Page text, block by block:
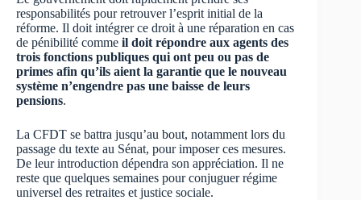
responsabilités pour retrouver l’esprit initial de la
réforme. Il doit intégrer ce droit à une réparation en cas
de pénibilité comme il doit répondre aux agents des
trois fonctions publiques qui ont peu ou pas de
primes afin qu’ils aient la garantie que le nouveau
système n’engendre pas une baisse de leurs
pensions.
La CFDT se battra jusqu’au bout, notamment lors du
passage du texte au Sénat, pour imposer ces mesures.
De leur introduction dépendra son appréciation. Il ne
reste que quelques semaines pour conjuguer régime
universel des retraites et justice sociale.